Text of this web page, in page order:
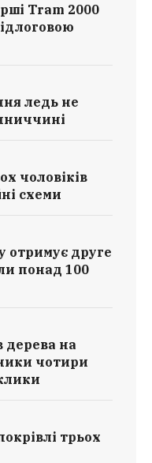
Tram 2000
ледь не
чоловіків
схеми
отримує друге
понад 100
дерева на
чотири
трьох